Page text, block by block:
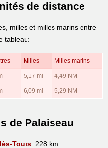
de distance
milles et milles marins entre
tableau:
Milles Milles marins
5,17 mi 4,49 NM
6,09 mi 5,29 NM
de Palaiseau
Tours: 228 km